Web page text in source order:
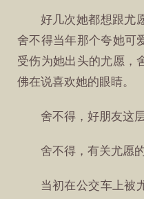
好几次她都想跟尤
舍不得当年那个夸她可
受伤为她出头的尤愿，
佛在说喜欢她的眼睛。
舍不得，好朋友这层
舍不得，有关尤愿的
当初在公交车上被